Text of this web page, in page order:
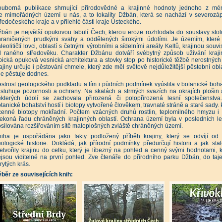
stavby Prahy 10 (Petr Krajčí a kolektiv)|
a památky Prahy 10 (Jakub Potůček a kolektiv)|
10 známá neznámá (Milan Polák, Dagmar Broncová)|Strašnice (Božena Správcová)
Vršovice - Historie, vývoj a současnost jedné pražské čtvrti (Klement Valouch)
pod pancířem povstalců (Tomáš Jakl)
| Prahou pod pancířem vlasovců (Pavel Žáček)
ještě není vyhráno... (Renáta Kalašová) |Praha nepostavená (Klára Brůhová)|
vize - Fantastické stavby, které nikdy nevznikly (Klára Brůhová) |
tvář Prahy - Příroda a rostlinstvo (Jarmila Kubíková a kol.)|
neznámá - Procházky po netradičních místech a zákoutích (Petr Ryska) |
neznámá II - Procházky po netradičních místech a zákoutích (Petr Ryska) |
neznámá III - Procházky po netradičních místech a zákoutích (Petr Ryska)|
neznámá IV - Procházky po netradičních místech a zákoutích (Petr Ryska)|
neznámá V - Procházky po netradičních místech a zákoutích (Petr Ryska)
Praha - Průvodce nečekaně pestrou přírodou města (Jan Albert Šturma, Ondřej
tajemství Prahy (David Černý) | Nová tajemství Prahy (David Černý)|
tajemství Prahy (David Černý)|
Prahou krok za krokem ulicemi města (Jan Pohunek, Iva Pohunková)|
vánoční Prahou (Galla Macků, Ivan Svatoš)|
kašny a fontány (Antonín Ederer, Jan Uxa) |Staropražské lékařské památky (Viktor
pamětní desky (Tomáš Koutek)|Klíč k pražským hřbitovům (Petr Kovařík)|
stromy Prahy (Aleš Rudl)|Pražské vinice (Radana Vítková)|
z kronik pražského předměstí (Karel Výrut)
Pražský vrch Petřín (Jan Zavřel a
historický atlas Praha (Eva Semotanová a kolektiv)|
Praha (Václav Cílek, Milan Korba, Martin Majer)| Chráněná území ČR - Praha |
památky Prahy (Jiří Kříž) | Květena Kaňonu Vltavy u Sedlce (Daniel Hrčka)|
hrady a zámky I (Otomar Dvořák, Josef Pepson Snětivý)|
hrady a zámky II (Otomar Dvořák, Josef Pepson Snětivý)|
hrady a zámky III (Otomar Dvořák, Josef Pepson Snětivý)
pražských klášterů - Hrad a Hradčany (Josef Pepson Snětivý)
- Zlatá Praha (Milada a Erich Einhornovi)
- Prahou s otevřenýma očima I. (Ivana Mudrová)|
- Prahou s otevřenýma očima II. (Ivana Mudrová)|
s otevřenýma očima III. (Ivana Mudrová)|Prahou s otevřenýma očima IV ((Ivana
s otevřenýma očima V (Ivana Mudrová)|Pražské výletní restaurace (Tomáš Dvořák)
a železnice - Nádraží, nádražíčka a zastávky (Milan Polák)|
- Masarykovo nádraží - 150 let železnice v Praze (Pavel Schreier, Jan Kofroň,
- Železniční stanice Praha hlavní nádraží - Nádraží prezidenta Wilsona (Pavel
publikace shrnující přírodovědné a krajinné hodnoty jednoho z
mimořádných území u nás, a to lokality Džbán, která se nachází v
kraje a v přilehlé části kraje Ústeckého.
je největší opukovou tabulí Čech, kterou eroze rozhlodala do soustavy
prudkými svahy a oddělených širokými údolími. Je územím,
lovci, oblastí s četnými výrobními a sídelními areály Keltů, krajinou
raného středověku. Charakter Džbánu dotváří svébytný způsob užívání
opuková vesnická architektura a stovky stop po historické těžbě
určuje i pěstování chmele, který zde měl světově nejdůležitější pěstební
pěstuje dodnes.
geologického podkladu a tím i půdních podmínek vyústila v botanické
pozornosti a ochrany. Na skalách a strmých svazích na okrajích plošin
údolí se zachovala přirozená či polopřirozená lesní
bohatství hostí i biotopy vytvořené člověkem, travnaté stráně a staré sady.
biotopy mokřadní. Počtem vzácných druhů rostlin, teplomilného hmyzu i
řadu chráněných krajinných oblastí. Ochrana území byla v posledních
rozšiřováním sítě maloplošných zvláště chráněných území.
je uspořádána jako fakty podložený příběh krajiny, který se odvíjí od
historie. Dokládá, jak přírodní podmínky předurčují historii a jak
krajinu do celku, který je líbezný na pohled a cenný svými hodnotami,
viditelné na první pohled. Zve čtenáře do přírodního parku Džbán, do
krás.
ze souvisejících knih: